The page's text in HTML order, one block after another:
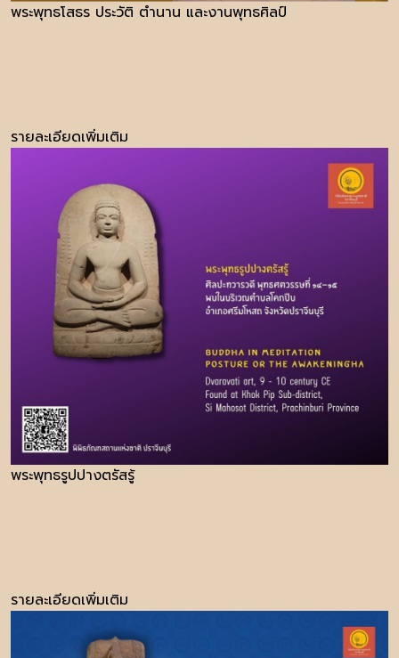
พระพุทธโสธร ประวัติ ตำนาน และงานพุทธศิลป์
รายละเอียดเพิ่มเติม
พระพุทธรูปปางตรัสรู้
รายละเอียดเพิ่มเติม